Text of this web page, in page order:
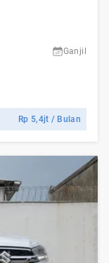
Ganjil
Rp 5,4jt / Bulan